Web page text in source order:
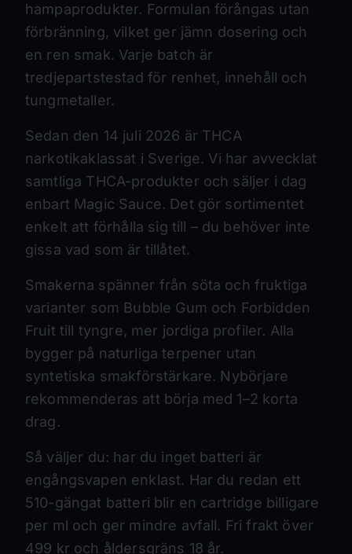
hampaprodukter. Formulan förångas utan
förbränning, vilket ger jämn dosering och
en ren smak. Varje batch är
tredjepartstestad för renhet, innehåll och
tungmetaller.
Sedan den 14 juli 2026 är THCA
narkotikaklassat i Sverige. Vi har avvecklat
samtliga THCA-produkter och säljer i dag
enbart Magic Sauce. Det gör sortimentet
enkelt att förhålla sig till – du behöver inte
gissa vad som är tillåtet.
Smakerna spänner från söta och fruktiga
varianter som Bubble Gum och Forbidden
Fruit till tyngre, mer jordiga profiler. Alla
bygger på naturliga terpener utan
syntetiska smakförstärkare. Nybörjare
rekommenderas att börja med 1–2 korta
drag.
Så väljer du: har du inget batteri är
engångsvapen enklast. Har du redan ett
510-gängat batteri blir en cartridge billigare
per ml och ger mindre avfall. Fri frakt över
499 kr och åldersgräns 18 år.